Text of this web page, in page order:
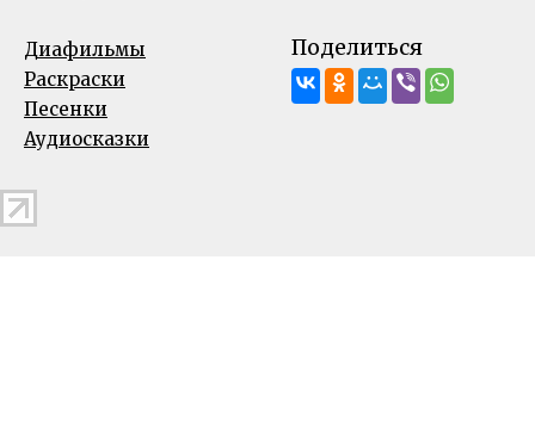
Диафильмы
Раскраски
Песенки
Аудиосказки
Поделиться